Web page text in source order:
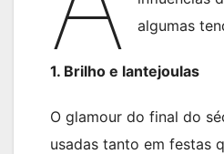
algumas
1. Brilho e lantejoulas
O glamour do final do
usadas tanto em festas